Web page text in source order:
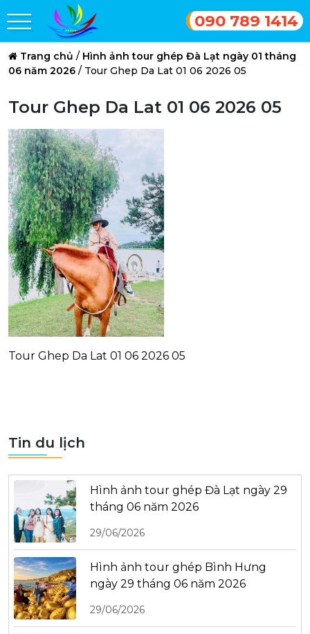
090 789 1414
Trang chủ / Hình ảnh tour ghép Đà Lạt ngày 01 tháng
06 năm 2026 / Tour Ghep Da Lat 01 06 2026 05
Tour Ghep Da Lat 01 06 2026 05
Tour Ghep Da Lat 01 06 2026 05
Tin du lịch
Hình ảnh tour ghép Đà Lạt ngày 29
tháng 06 năm 2026
29/06/2026
Hình ảnh tour ghép Bình Hưng
ngày 29 tháng 06 năm 2026
29/06/2026